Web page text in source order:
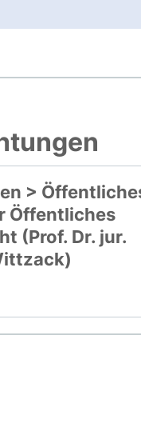
>
Öffentliches
(Prof. Dr. jur.